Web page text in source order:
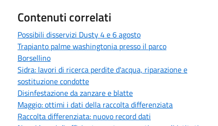
Contenuti correlati
Possibili disservizi Dusty 4 e 6 agosto
Trapianto palme washingtonia presso il parco
Borsellino
Sidra: lavori di ricerca perdite d'acqua, riparazione e
sostituzione condotte
Disinfestazione da zanzare e blatte
Maggio: ottimi i dati della raccolta differenziata
Raccolta differenziata: nuovo record dati